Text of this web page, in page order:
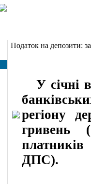
Податок на депозити:
У січні
регіону
гривень
ДПС).